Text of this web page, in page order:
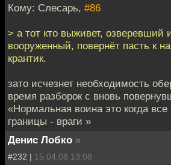
Кому: Слесарь, #86
> а тот кто выживет, озверевший
вооруженный, повернёт пасть к
крантик.
зато исчезнет необходимость
время разборок с вновь
«Нормальная воина это когда все
границы - враги »
Денис Лобко »
#232 | 15.04.08 13:08